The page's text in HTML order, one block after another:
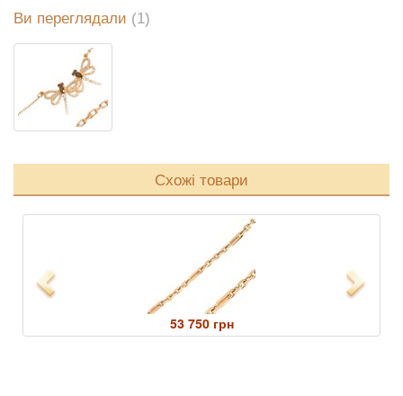
Ви переглядали (1)
Схожі товари
Previous
53 750 грн
Next